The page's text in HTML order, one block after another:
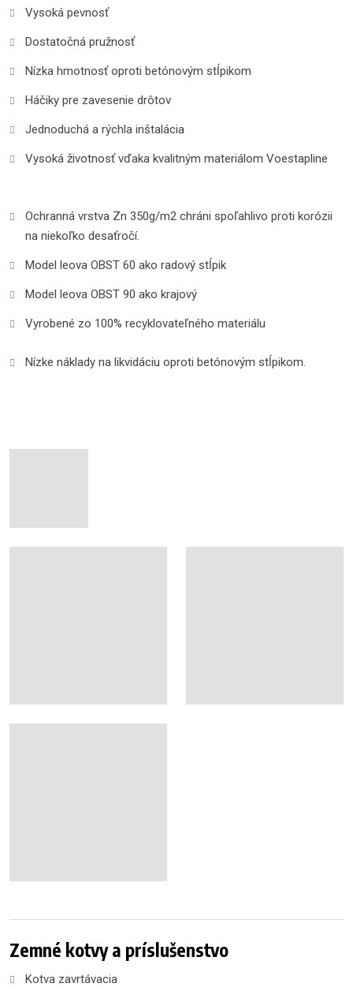
Vysoká pevnosť
Dostatočná pružnosť
Nízka hmotnosť oproti betónovým stĺpikom
Háčiky pre zavesenie drôtov
Jednoduchá a rýchla inštalácia
Vysoká životnosť vďaka kvalitným materiálom Voestapline
Ochranná vrstva Zn 350g/m2 chráni spoľahlivo proti korózii
na niekoľko desaťročí.
Model leova OBST 60 ako radový stĺpik
Model leova OBST 90 ako krajový
Vyrobené zo 100% recyklovateľného materiálu
Nízke náklady na likvidáciu oproti betónovým stĺpikom.
Zemné kotvy a príslušenstvo
Kotva zavrtávacia